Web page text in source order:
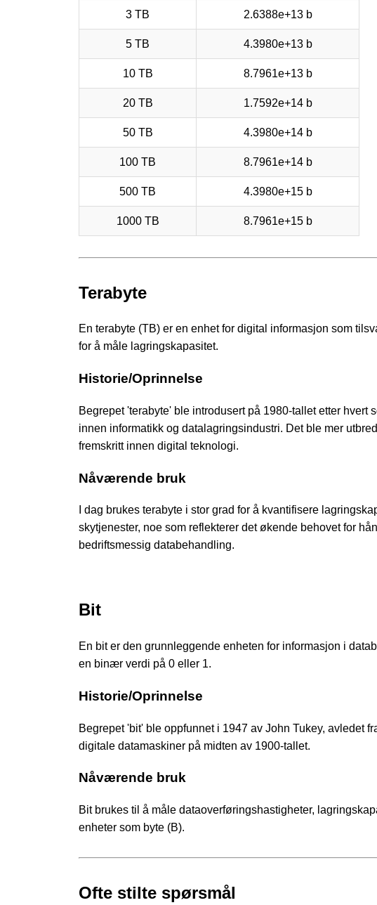
3 TB 2.6388e+13 b
5 TB 4.3980e+13 b
10 TB 8.7961e+13 b
20 TB 1.7592e+14 b
50 TB 4.3980e+14 b
100 TB 8.7961e+14 b
500 TB 4.3980e+15 b
1000 TB 8.7961e+15 b
Terabyte
En terabyte (TB) er en enhet for digital informasjon som
for å måle lagringskapasitet.
Historie/Oprinnelse
Begrepet 'terabyte' ble introdusert på 1980-tallet etter
innen informatikk og datalagringsindustri. Det ble mer
fremskritt innen digital teknologi.
Nåværende bruk
I dag brukes terabyte i stor grad for å kvantifisere
skytjenester, noe som reflekterer det økende behovet for
bedriftsmessig databehandling.
Bit
En bit er den grunnleggende enheten for informasjon i
en binær verdi på 0 eller 1.
Historie/Oprinnelse
Begrepet 'bit' ble oppfunnet i 1947 av John Tukey, avledet
digitale datamaskiner på midten av 1900-tallet.
Nåværende bruk
Bit brukes til å måle dataoverføringshastigheter,
enheter som byte (B).
Ofte stilte spørsmål